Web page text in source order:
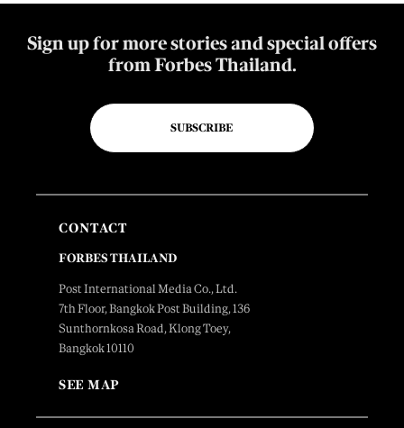
Sign up for more stories and special offers
from Forbes Thailand.
SUBSCRIBE
CONTACT
FORBES THAILAND
Post International Media Co., Ltd.
7th Floor, Bangkok Post Building, 136
Sunthornkosa Road, Klong Toey,
Bangkok 10110
SEE MAP